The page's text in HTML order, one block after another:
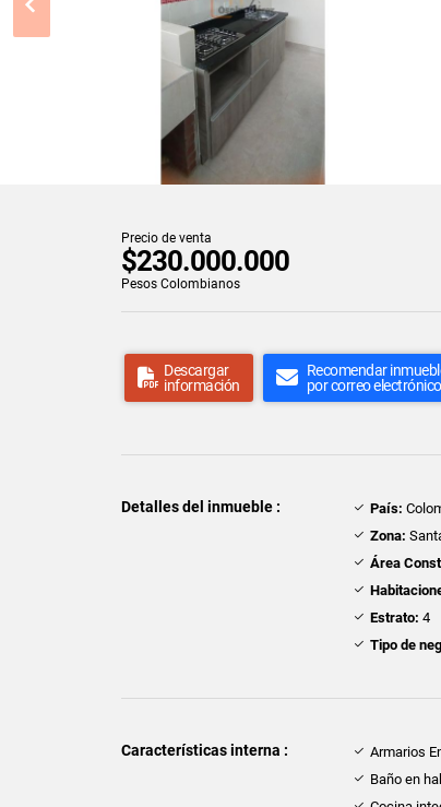
Precio de venta
$230.000.000
Pesos Colombianos
Descargar
información
Recomendar
por correo electrónico
Detalles del inmueble : País:
Zona:
Área
Estrato: 4
Tipo de
Características interna : Armarios
Baño en